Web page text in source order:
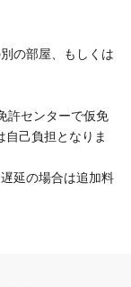
の部屋、もしくは
許センターで仮免
己負担となりま
延の場合は追加料